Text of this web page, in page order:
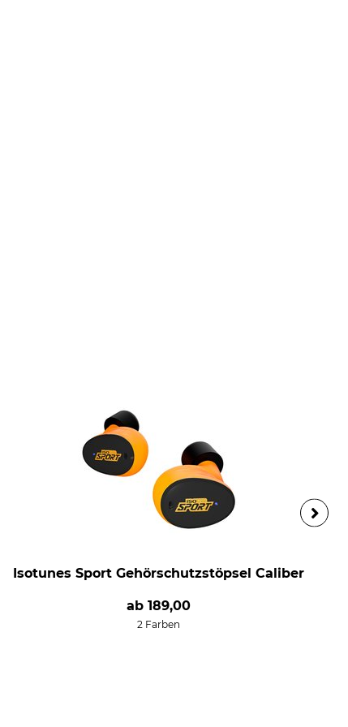
Isotunes Sport Gehörschutzstöpsel Caliber
ab189,00
2 Farben